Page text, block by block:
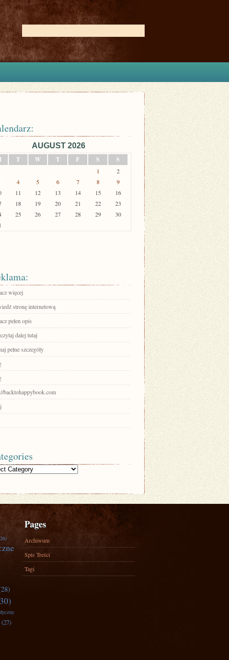
AUGUST 2026
T W T F S S
1
2
4 5 6 7 8
9
11 12 13 14 15
16
18 19 20 21 22
23
25 26 27 28 29
30
więcej
stronę internetową
pełen opis
dalej tutaj
pełne szczegóły
backtohappybook.com
(27)
Pages
Archiwum
Spis Treści
Tagi